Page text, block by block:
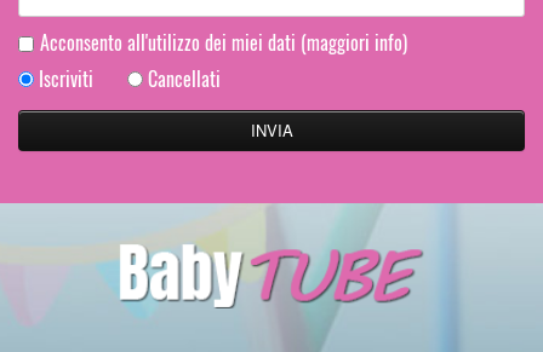
Acconsento all'utilizzo dei miei dati (maggiori info)
Iscriviti
Cancellati